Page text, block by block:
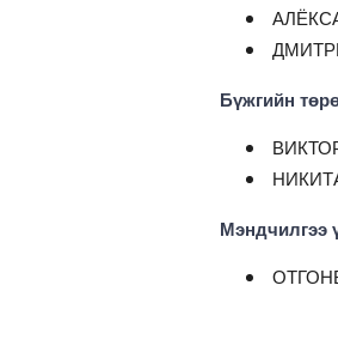
Бүжгийн
Мэндчилгээ